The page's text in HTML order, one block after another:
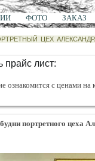
ФОТО ЗАКАЗ
ЦЕХ
прайс лист:
ознакомится с ценами на
портретного цеха